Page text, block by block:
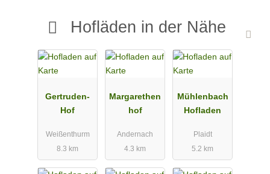
Hofläden in der Nähe
Gertruden-
Hof
Weißenthurm
8.3 km
Margarethen
hof
Andernach
4.3 km
Mühlenbach
Hofladen
Plaidt
5.2 km